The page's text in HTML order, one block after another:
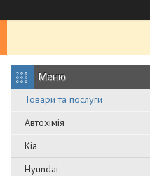
Товари та послуги
Автохімія
Kia
Hyundai